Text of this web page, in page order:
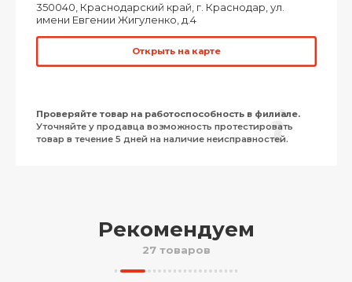
350040, Краснодарский край, г. Краснодар, ул.
имени Евгении Жигуленко, д.4
Открыть на карте
Проверяйте товар на работоспособность в филиале.
Уточняйте у продавца возможность протестировать
товар в течение 5 дней на наличие неисправностей.
Рекомендуем
27 товаров